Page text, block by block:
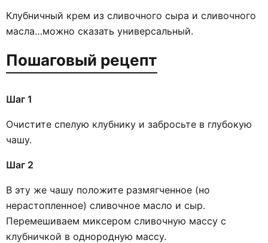
Клубничный крем из сливочного сыра и сливочного
масла…можно сказать универсальный.
Пошаговый рецепт
Шаг 1
Очистите спелую клубнику и забросьте в глубокую
чашу.
Шаг 2
В эту же чашу положите размягченное (но
нерастопленное) сливочное масло и сыр.
Перемешиваем миксером сливочную массу с
клубничкой в однородную массу.